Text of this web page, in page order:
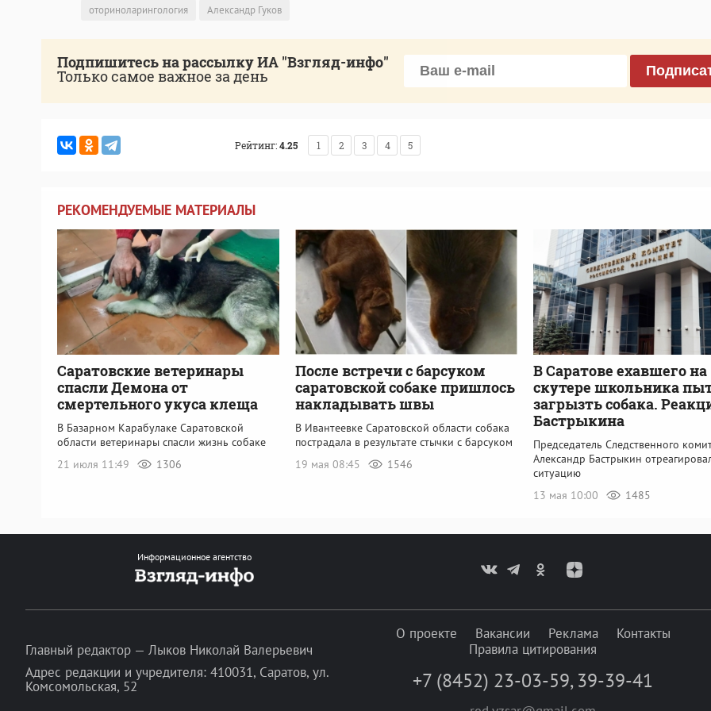
оториноларингология Александр Гуков
Подпишитесь на рассылку ИА "Взгляд-инфо"
Только самое важное за день
Рейтинг:4.25 1 2 3 4 5
РЕКОМЕНДУЕМЫЕ МАТЕРИАЛЫ
Саратовские ветеринары
спасли Демона от
смертельного укуса клеща
В Базарном Карабулаке Саратовской
области ветеринары спасли жизнь собаке
21 июля 11:49
1306
После встречи с барсуком
саратовской собаке пришлось
накладывать швы
В Ивантеевке Саратовской области собака
пострадала в результате стычки с барсуком
19 мая 08:45
1546
В Саратове ехавшего на
скутере школьника
загрызть собака.
Бастрыкина
Председатель Следственного
Александр Бастрыкин
ситуацию
13 мая 10:00
1485
Информационное агентство
Главный редактор — Лыков Николай Валерьевич
Адрес редакции и учредителя: 410031, Саратов, ул.
Комсомольская, 52
О проекте Вакансии Реклама
Контакты
Правила цитирования
+7 (8452) 23-03-59, 39-39-41